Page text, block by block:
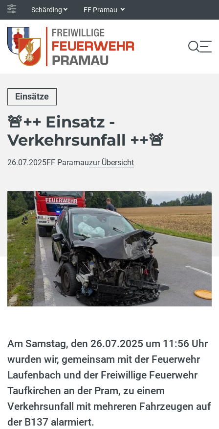
Schärding FF Pramau
Einsätze
🚨++ Einsatz -
Verkehrsunfall ++🚨
26.07.2025FF Paramauzur Übersicht
Am Samstag, den 26.07.2025 um 11:56 Uhr
wurden wir, gemeinsam mit der Feuerwehr
Laufenbach und der Freiwillige Feuerwehr
Taufkirchen an der Pram, zu einem
Verkehrsunfall mit mehreren Fahrzeugen auf
der B137 alarmiert.